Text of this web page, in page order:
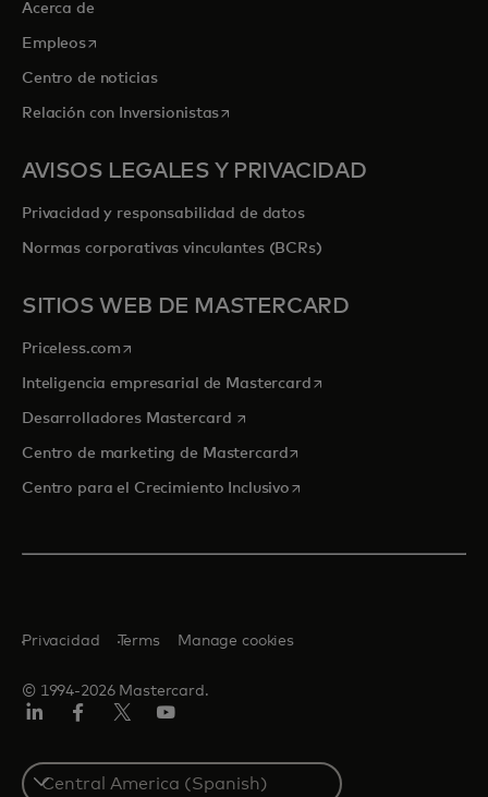
Acerca de
Empleosse abre en una pestaña nueva
Centro de noticias
Relación con Inversionistasse abre en una pestaña nueva
AVISOS LEGALES Y PRIVACIDAD
Privacidad y responsabilidad de datos
Normas corporativas vinculantes (BCRs)
SITIOS WEB DE MASTERCARD
Priceless.com se abre en una pestaña nueva
Inteligencia empresarial de Mastercardse abre en una pestaña
Desarrolladores Mastercard se abre en una pestaña nueva
Centro de marketing de Mastercardse abre en una pestaña
Centro para el Crecimiento Inclusivose abre en una pestaña
© 1994-2026 Mastercard.
Privacidad Terms Manage cookies
Select
a